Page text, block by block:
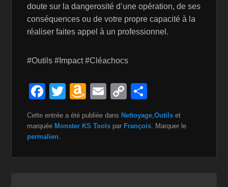
doute sur la dangerosité d’une opération, de ses
conséquences ou de votre propre capacité à la
réaliser faites appel à un professionnel.
#Outils #Impact #Cléachocs
F
c
e
b
T
wi
tt
A
m
a
o
E
m
ail
C
p
Li
ar
ta
er
Cette entrée a été publiée dans Nettoyage,Outils et
marquée Monster KS Tools par François. Marquer le
permalien.